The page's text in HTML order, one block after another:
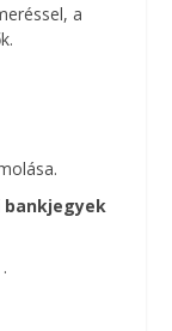
a
bankjegyek